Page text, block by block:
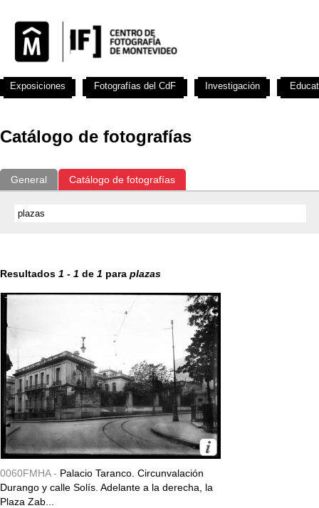
Catálogo de fotografías
General Catálogo de fotografías
Resultados 1 - 1 de 1 para plazas
0060FMHA - Palacio Taranco. Circunvalación
Durango y calle Solís. Adelante a la derecha, la
Plaza Zab...
Exposiciones Fotografías del CdF Investigación